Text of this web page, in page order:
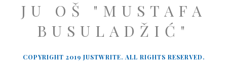
JU OŠ "MUSTAFA
BUSULADŽIĆ"
COPYRIGHT 2019 JUSTWRITE. ALL RIGHTS RESERVED.